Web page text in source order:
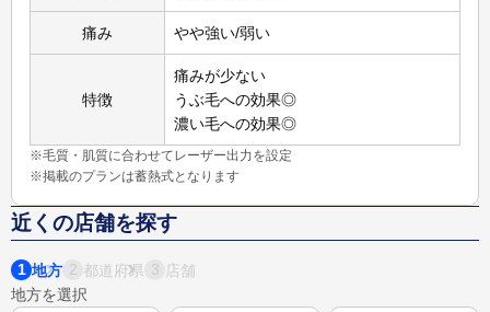
脚5回
痛み やや強い/弱い
特徴
痛みが少ない
うぶ毛への効果◎
濃い毛への効果◎
※毛質・肌質に合わせてレーザー出力を設定
※掲載のプランは蓄熱式となります
近くの店舗を探す
1 地方 2 都道府県 3 店舗
地方を選択